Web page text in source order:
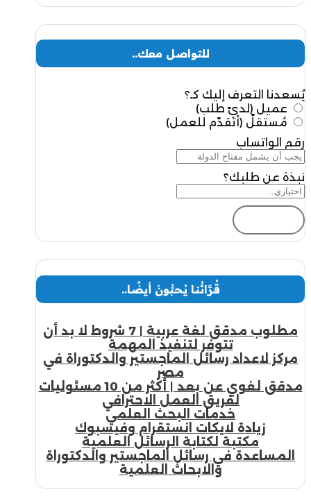
للتواصل معك..
يُسعدنا التعرف إليك كـ؟
عميل (لديّ طلب)
مُستقلّ (أتقدّم للعمل)
رقم الواتساب
نبذة عن طلبك؟
قُرَّائُنا يُحبُّونَ أيضًا..
مطلوب مدقق لغة عربية | 7 شروط لا بد أن
تتوفر لتنفيذ المهمة
مركز لاعداد رسائل الماجستير والدكتوراة في
مصر
مدقق لغوي عن بعد | أكثر من 10 مسئوليات
لفريق العمل الاحترافي
خدمات البحث العلمي
زيادة لايكات انستقرام وفيسبوك
مكتبة لكتابة الرسائل العلمية
المساعدة في رسائل الماجستير والدكتوراة
والابحاث العلمية